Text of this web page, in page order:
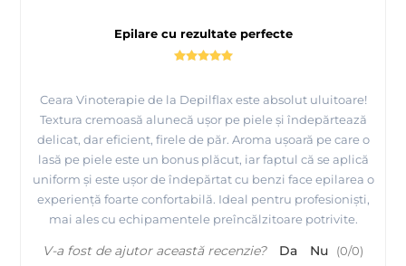
fabricii MAYSTAR COSMETICA Spania si a
produselor realizate de ei
Epilare cu rezultate perfecte
Ceara Vinoterapie de la Depilflax este absolut uluitoare!
Textura cremoasă alunecă ușor pe piele și îndepărtează
delicat, dar eficient, firele de păr. Aroma ușoară pe care o
lasă pe piele este un bonus plăcut, iar faptul că se aplică
uniform și este ușor de îndepărtat cu benzi face epilarea o
experiență foarte confortabilă. Ideal pentru profesioniști,
mai ales cu echipamentele preîncălzitoare potrivite.
V-a fost de ajutor această recenzie? Da Nu (0/0)